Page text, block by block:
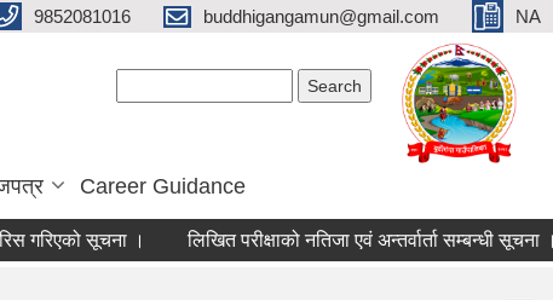
9852081016 buddhigangamun@gmail.com NA
Career Guidance
गरिएको सूचना । लिखित परीक्षाको नतिजा एवं अन्तर्वार्ता सम्बन्धी सूचना ।